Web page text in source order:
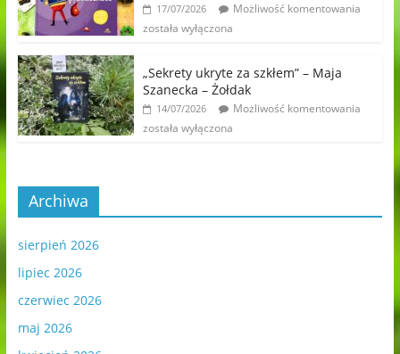
17/07/2026
Możliwość komentowania
została wyłączona
„Sekrety ukryte za szkłem” – Maja
Szanecka – Żołdak
14/07/2026
Możliwość komentowania
została wyłączona
Archiwa
sierpień 2026
lipiec 2026
czerwiec 2026
maj 2026